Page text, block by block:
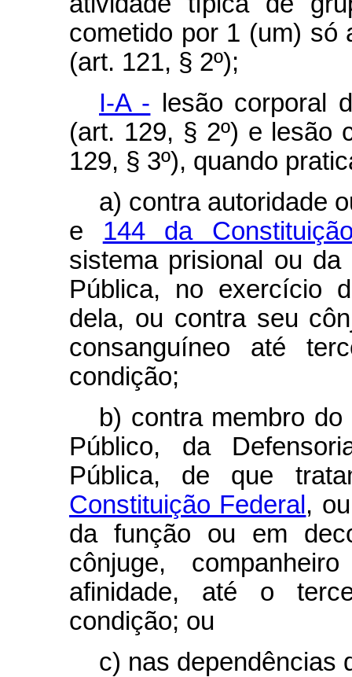
cometido por 1 (um) só
(art. 121, § 2º);
I-A - lesão corporal
(art. 129, § 2º) e lesão
129, § 3º), quando
a) contra autoridade
e 144 da
sistema prisional ou
Pública, no exercício
dela, ou contra seu
consanguíneo até
condição;
b) contra membro
Público, da
Pública, de que
Constituição Federal ,
da função ou em
cônjuge,
afinidade, até o
condição; ou
c) nas dependências